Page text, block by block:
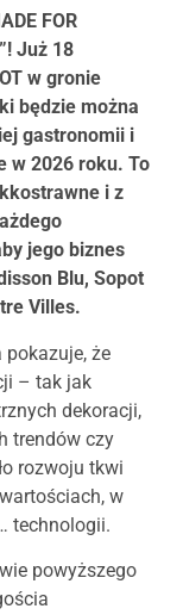
FOR
Już 18
w gronie
będzie można
gastronomii i
w 2026 roku. To
i z
jego biznes
Blu, Sopot
Villes.
że
– tak jak
dekoracji,
trendów czy
rozwoju tkwi
w
technologii.
powyższego